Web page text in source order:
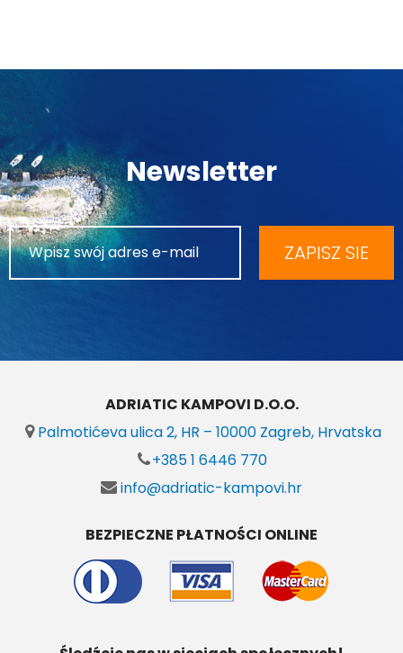
Newsletter
ZAPISZ SIE
ADRIATIC KAMPOVI D.O.O.
Palmotićeva ulica 2, HR – 10000 Zagreb, Hrvatska
+385 1 6446 770
info@adriatic-kampovi.hr
BEZPIECZNE PŁATNOŚCI ONLINE